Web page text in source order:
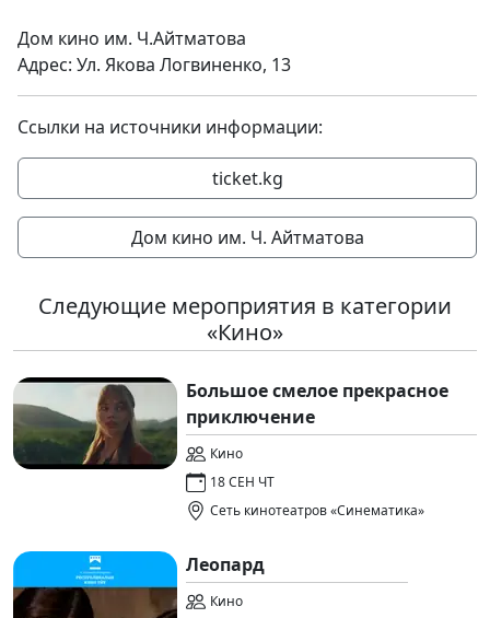
Дом кино им. Ч.Айтматова
Адрес: Ул. Якова Логвиненко, 13
Ссылки на источники информации:
ticket.kg
Дом кино им. Ч. Айтматова
Следующие мероприятия в категории
«Кино»
Большое смелое прекрасное
приключение
Кино
18 СЕН ЧТ
Сеть кинотеатров «Синематика»
Леопард
Кино